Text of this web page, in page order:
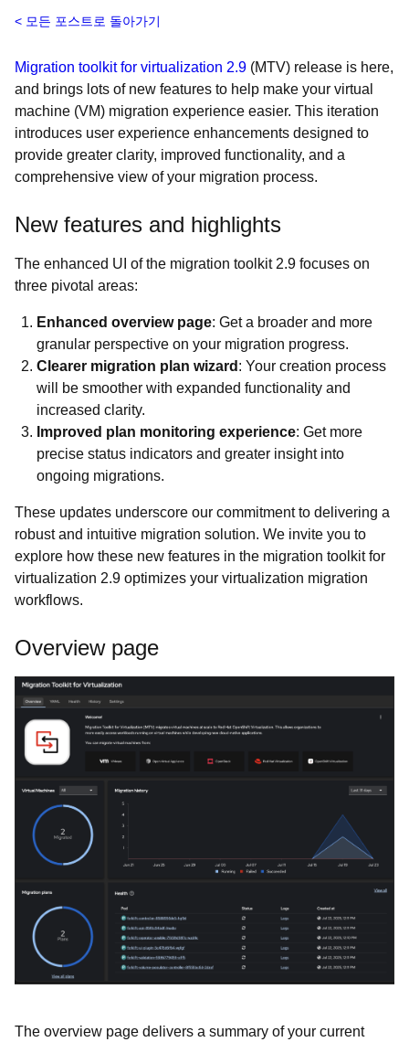
모든 포스트로 돌아가기
Migration toolkit for virtualization 2.9 (MTV) release is here,
and brings lots of new features to help make your virtual
machine (VM) migration experience easier. This iteration
introduces user experience enhancements designed to
provide greater clarity, improved functionality, and a
comprehensive view of your migration process.
New features and highlights
The enhanced UI of the migration toolkit 2.9 focuses on
three pivotal areas:
Enhanced overview page: Get a broader and more
granular perspective on your migration progress.
Clearer migration plan wizard : Your creation process
will be smoother with expanded functionality and
increased clarity.
Improved plan monitoring experience: Get more
precise status indicators and greater insight into
ongoing migrations.
These updates underscore our commitment to delivering a
robust and intuitive migration solution. We invite you to
explore how these new features in the migration toolkit for
virtualization 2.9 optimizes your virtualization migration
workflows.
Overview page
The overview page delivers a summary of your current